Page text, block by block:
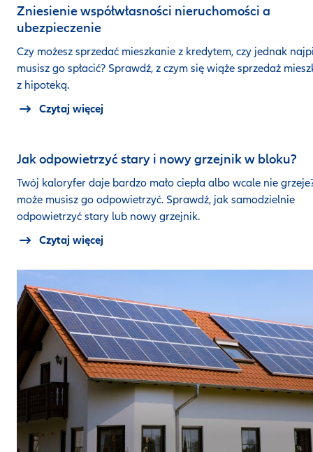
Zniesienie współwłasności nieruchomości a
ubezpieczenie
Czy możesz sprzedać mieszkanie z kredytem, czy jednak
musisz go spłacić? Sprawdź, z czym się wiąże sprzedaż
z hipoteką.
Czytaj więcej
Jak odpowietrzyć stary i nowy grzejnik w bloku?
Twój kaloryfer daje bardzo mało ciepła albo wcale nie
może musisz go odpowietrzyć. Sprawdź, jak samodzielnie
odpowietrzyć stary lub nowy grzejnik.
Czytaj więcej